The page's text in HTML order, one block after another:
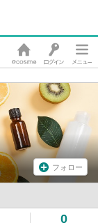
フォロー
0